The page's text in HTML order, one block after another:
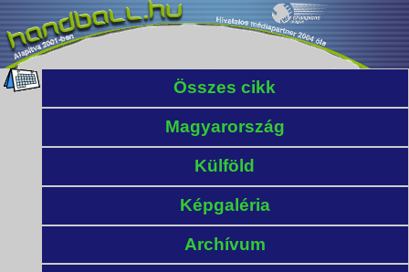
Összes cikk
Magyarország
Külföld
Képgaléria
Archívum